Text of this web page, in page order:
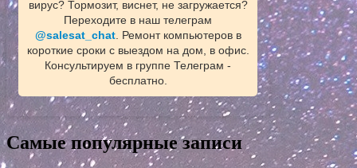
вирус? Тормозит, виснет, не загружается?
Переходите в наш телеграм
@salesat_chat. Ремонт компьютеров в
короткие сроки с выездом на дом, в офис.
Консультируем в группе Телеграм -
бесплатно.
Самые популярные записи